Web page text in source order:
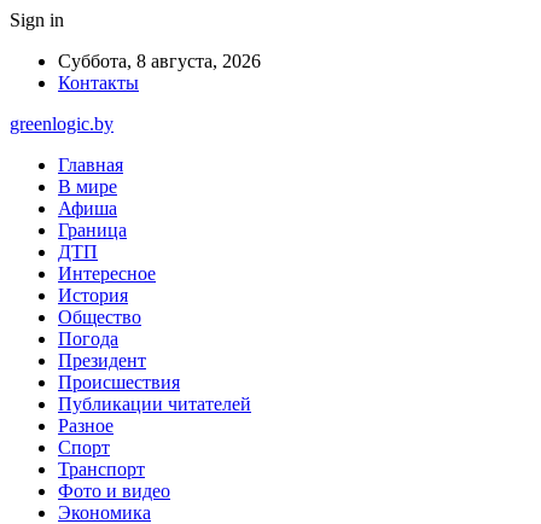
Sign in
Суббота, 8 августа, 2026
Контакты
greenlogic.by
Главная
В мире
Афиша
Граница
ДТП
Интересное
История
Общество
Погода
Президент
Происшествия
Публикации читателей
Разное
Спорт
Транспорт
Фото и видео
Экономика